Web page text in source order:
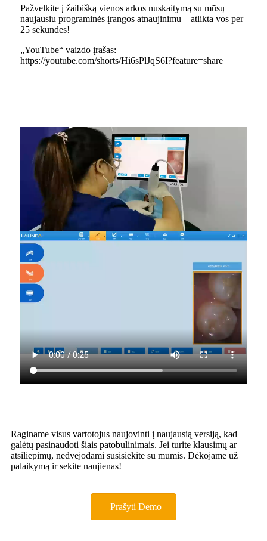
Pažvelkite į žaibišką vienos arkos nuskaitymą su mūsų
naujausiu programinės įrangos atnaujinimu – atlikta vos per
25 sekundes!
„YouTube“ vaizdo įrašas:
https://youtube.com/shorts/Hi6sPlJqS6I?feature=share
Raginame visus vartotojus naujovinti į naujausią versiją, kad
galėtų pasinaudoti šiais patobulinimais. Jei turite klausimų ar
atsiliepimų, nedvejodami susisiekite su mumis. Dėkojame už
palaikymą ir sekite naujienas!
Prašyti Demo